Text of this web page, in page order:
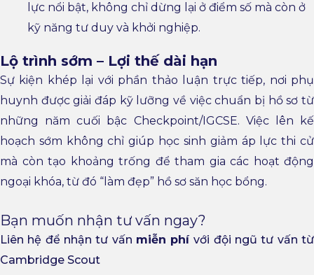
lực nổi bật, không chỉ dừng lại ở điểm số mà còn ở
kỹ năng tư duy và khởi nghiệp.
Lộ trình sớm – Lợi thế dài hạn
Sự kiện khép lại với phần thảo luận trực tiếp, nơi phụ
huynh được giải đáp kỹ lưỡng về việc chuẩn bị hồ sơ từ
những năm cuối bậc Checkpoint/IGCSE. Việc lên kế
hoạch sớm không chỉ giúp học sinh giảm áp lực thi cử
mà còn tạo khoảng trống để tham gia các hoạt động
ngoại khóa, từ đó “làm đẹp” hồ sơ săn học bổng.
Bạn muốn nhận tư vấn ngay?
Liên hệ để nhận tư vấn miễn phívới đội ngũ tư vấn từ
Cambridge Scout